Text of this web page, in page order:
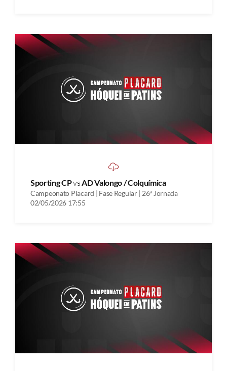
Sporting CPvsAD Valongo / Colquímica
Campeonato Placard | Fase Regular | 26ª Jornada
02/05/2026 17:55